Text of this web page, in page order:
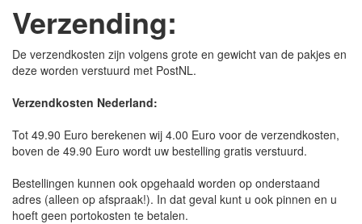
Verzending:
De verzendkosten zijn volgens grote en gewicht van de pakjes en
deze worden verstuurd met PostNL.
Verzendkosten Nederland:
Tot 49.90 Euro berekenen wij 4.00 Euro voor de verzendkosten,
boven de 49.90 Euro wordt uw bestelling gratis verstuurd.
Bestellingen kunnen ook opgehaald worden op onderstaand
adres (alleen op afspraak!). In dat geval kunt u ook pinnen en u
hoeft geen portokosten te betalen.